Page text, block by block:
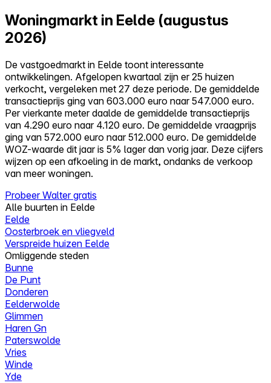
Alles-in-één
Reviews
Prijzen
Log in
Probeer Walter gratis
Woningmarkt in Eelde (augustus
2026)
De vastgoedmarkt in Eelde toont interessante
ontwikkelingen. Afgelopen kwartaal zijn er 25 huizen
verkocht, vergeleken met 27 deze periode. De gemiddelde
transactieprijs ging van 603.000 euro naar 547.000 euro.
Per vierkante meter daalde de gemiddelde transactieprijs
van 4.290 euro naar 4.120 euro. De gemiddelde vraagprijs
ging van 572.000 euro naar 512.000 euro. De gemiddelde
WOZ-waarde dit jaar is 5% lager dan vorig jaar. Deze cijfers
wijzen op een afkoeling in de markt, ondanks de verkoop
van meer woningen.
Probeer Walter gratis
Alle buurten in Eelde
Eelde
Oosterbroek en vliegveld
Verspreide huizen Eelde
Omliggende steden
Bunne
De Punt
Donderen
Eelderwolde
Glimmen
Haren Gn
Paterswolde
Vries
Winde
Yde